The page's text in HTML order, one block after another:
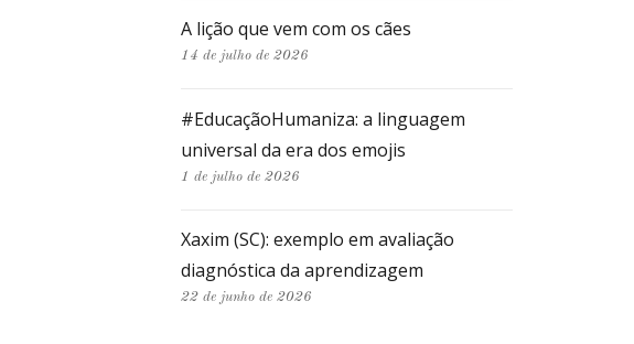
A lição que vem com os cães
14 de julho de 2026
#EducaçãoHumaniza: a linguagem
universal da era dos emojis
1 de julho de 2026
Xaxim (SC): exemplo em avaliação
diagnóstica da aprendizagem
22 de junho de 2026